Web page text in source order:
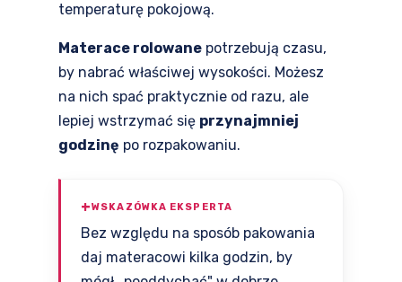
temperaturę pokojową.
Materace rolowane potrzebują czasu,
by nabrać właściwej wysokości. Możesz
na nich spać praktycznie od razu, ale
lepiej wstrzymać się przynajmniej
godzinę po rozpakowaniu.
WSKAZÓWKA EKSPERTA
Bez względu na sposób pakowania
daj materacowi kilka godzin, by